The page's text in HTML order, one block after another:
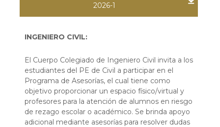
2026-1
INGENIERO CIVIL:
El Cuerpo Colegiado de Ingeniero Civil invita a los
estudiantes del PE de Civil a participar en el
Programa de Asesorías, el cual tiene como
objetivo proporcionar un espacio físico/virtual y
profesores para la atención de alumnos en riesgo
de rezago escolar o académico. Se brinda apoyo
adicional mediante asesorías para resolver dudas